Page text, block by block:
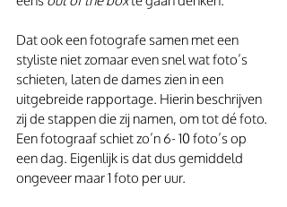
Dat ook een fotografe samen met een
styliste niet zomaar even snel wat foto’s
schieten, laten de dames zien in een
uitgebreide rapportage. Hierin beschrijven
zij de stappen die zij namen, om tot dé foto.
Een fotograaf schiet zo’n 6- 10 foto’s op
een dag. Eigenlijk is dat dus gemiddeld
ongeveer maar 1 foto per uur.